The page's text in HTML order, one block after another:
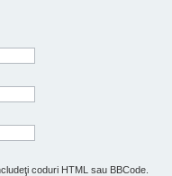
coduri HTML sau BBCode.